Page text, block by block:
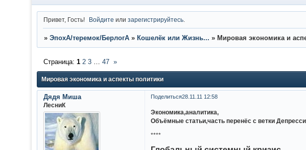
Привет, Гость! Войдите илизарегистрируйтесь
» ЭпохА/теремок/БерлогА » Кошелёк или Жизнь... » Мировая экономика и
Мировая экономика и аспекты политики
Страница: 1 2 3 … 47 »
Поделиться28.11.11 12:58
Дядя Миша
ЛесниК
Экономика,аналитика,
Объёмные статьи,часть перенёс с ветки
****